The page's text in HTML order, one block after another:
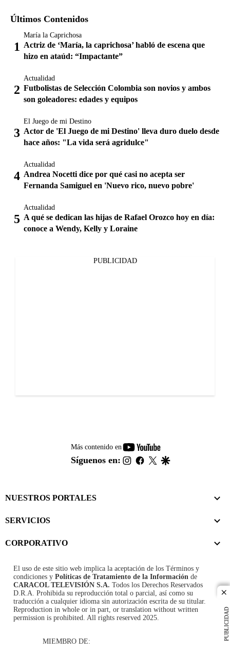
PUBLICIDAD
Últimos Contenidos
María la Caprichosa
Actriz de ‘María, la caprichosa’ habló de escena que
hizo en ataúd: “Impactante”
Actualidad
Futbolistas de Selección Colombia son novios y ambos
son goleadores: edades y equipos
El Juego de mi Destino
Actor de 'El Juego de mi Destino' lleva duro duelo desde
hace años: "La vida será agridulce"
Actualidad
Andrea Nocetti dice por qué casi no acepta ser
Fernanda Samiguel en 'Nuevo rico, nuevo pobre'
Actualidad
A qué se dedican las hijas de Rafael Orozco hoy en día:
conoce a Wendy, Kelly y Loraine
PUBLICIDAD
Más contenido en
youtube-
footer
Síguenos en: instagram
facebook
twitter
NUESTROS PORTALES
SERVICIOS
CORPORATIVO
El uso de este sitio web implica la aceptación de los Términos y
condiciones y Políticas de Tratamiento de la Información de
CARACOL TELEVISIÓN S.A. Todos los Derechos Reservados
D.R.A. Prohibida su reproducción total o parcial, así como su
traducción a cualquier idioma sin autorización escrita de su titular.
Reproduction in whole or in part, or translation without written
permission is prohibited. All rights reserved 2025.
MIEMBRO DE: